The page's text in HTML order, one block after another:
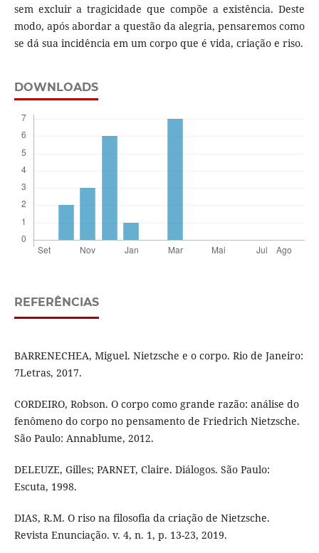
sem excluir a tragicidade que compõe a existência. Deste
modo, após abordar a questão da alegria, pensaremos como
se dá sua incidência em um corpo que é vida, criação e riso.
DOWNLOADS
REFERÊNCIAS
BARRENECHEA, Miguel. Nietzsche e o corpo. Rio de Janeiro:
7Letras, 2017.
CORDEIRO, Robson. O corpo como grande razão: análise do
fenômeno do corpo no pensamento de Friedrich Nietzsche.
São Paulo: Annablume, 2012.
DELEUZE, Gilles; PARNET, Claire. Diálogos. São Paulo:
Escuta, 1998.
DIAS, R.M. O riso na filosofia da criação de Nietzsche.
Revista Enunciação. v. 4, n. 1, p. 13-23, 2019.